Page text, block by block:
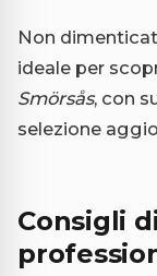
Non
ideale per
Smörsås, con
selezione
Consigli